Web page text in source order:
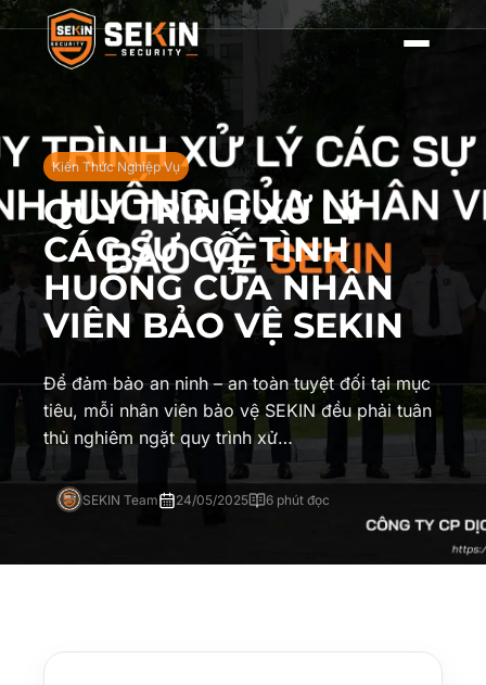
Kiến Thức Nghiệp Vụ
QUY TRÌNH XỬ LÝ
CÁC SỰ CỐ, TÌNH
HUỐNG CỦA NHÂN
VIÊN BẢO VỆ SEKIN
Để đảm bảo an ninh – an toàn tuyệt đối tại mục
tiêu, mỗi nhân viên bảo vệ SEKIN đều phải tuân
thủ nghiêm ngặt quy trình xử…
SEKIN Team 24/05/2025 6 phút đọc